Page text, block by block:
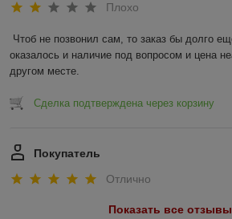
Плохо
Чтоб не позвонил сам, то заказ бы долго
оказалось и наличие под вопросом и цена
другом месте.
Сделка подтверждена через корзину
Покупатель
Отлично
Показать все отзывы